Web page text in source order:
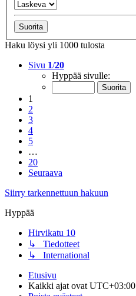
Haku löysi yli 1000 tulosta
Sivu 1/20
Hyppää sivulle:
1
2
3
4
5
…
20
Seuraava
Siirry tarkennettuun hakuun
Hyppää
Hirvikatu 10
↳ Tiedotteet
↳ International
Etusivu
Kaikki ajat ovatUTC+03:00